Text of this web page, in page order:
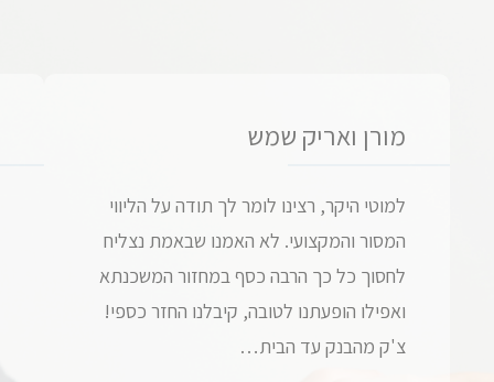
מורן ואריק שמש
למוטי היקר, רצינו לומר לך תודה על הליווי
המסור והמקצועי. לא האמנו שבאמת נצליח
לחסוך כל כך הרבה כסף במחזור המשכנתא
ואפילו הופעתנו לטובה, קיבלנו החזר כספי!
צ'ק מהבנק עד הבית…